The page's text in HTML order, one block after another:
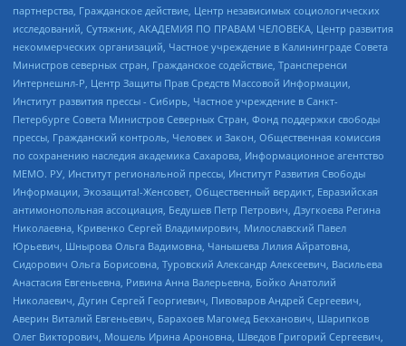
партнерства, Гражданское действие, Центр независимых социологических
исследований, Сутяжник, АКАДЕМИЯ ПО ПРАВАМ ЧЕЛОВЕКА, Центр развития
некоммерческих организаций, Частное учреждение в Калининграде Совета
Министров северных стран, Гражданское содействие, Трансперенси
Интернешнл-Р, Центр Защиты Прав Средств Массовой Информации,
Институт развития прессы - Сибирь, Частное учреждение в Санкт-
Петербурге Совета Министров Северных Стран, Фонд поддержки свободы
прессы, Гражданский контроль, Человек и Закон, Общественная комиссия
по сохранению наследия академика Сахарова, Информационное агентство
МЕМО. РУ, Институт региональной прессы, Институт Развития Свободы
Информации, Экозащита!-Женсовет, Общественный вердикт, Евразийская
антимонопольная ассоциация, Бедушев Петр Петрович, Дзугкоева Регина
Николаевна, Кривенко Сергей Владимирович, Милославский Павел
Юрьевич, Шнырова Ольга Вадимовна, Чанышева Лилия Айратовна,
Сидорович Ольга Борисовна, Туровский Александр Алексеевич, Васильева
Анастасия Евгеньевна, Ривина Анна Валерьевна, Бойко Анатолий
Николаевич, Дугин Сергей Георгиевич, Пивоваров Андрей Сергеевич,
Аверин Виталий Евгеньевич, Барахоев Магомед Бекханович, Шарипков
Олег Викторович, Мошель Ирина Ароновна, Шведов Григорий Сергеевич,